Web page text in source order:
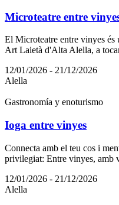
Microteatre entre
El Microteatre entre vinyes és
Art Laietà d'Alta Alella, a
12/01/2026 - 21/12/2026
Alella
Gastronomía y enoturismo
Ioga entre vinyes
Connecta amb el teu cos i
privilegiat: Entre vinyes, amb
12/01/2026 - 21/12/2026
Alella